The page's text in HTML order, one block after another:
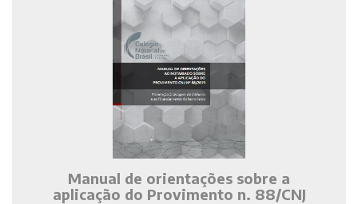
Manual de orientações sobre a
aplicação do Provimento n. 88/CNJ